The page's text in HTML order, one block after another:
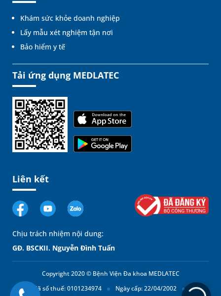
Khám sức khỏe doanh nghiệp
Lấy mẫu xét nghiệm tận nơi
Bảo hiểm y tế
Tải ứng dụng MEDLATEC
Liên kết
Chịu trách nhiệm nội dung:
GĐ. BSCKII. Nguyễn Đình Tuấn
Copyright 2020 © Bệnh Viện Đa khoa MEDLATEC
Mã số thuế: 0101234974
Ngày cấp: 22/04/2002